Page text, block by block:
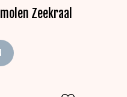
Zeekraal